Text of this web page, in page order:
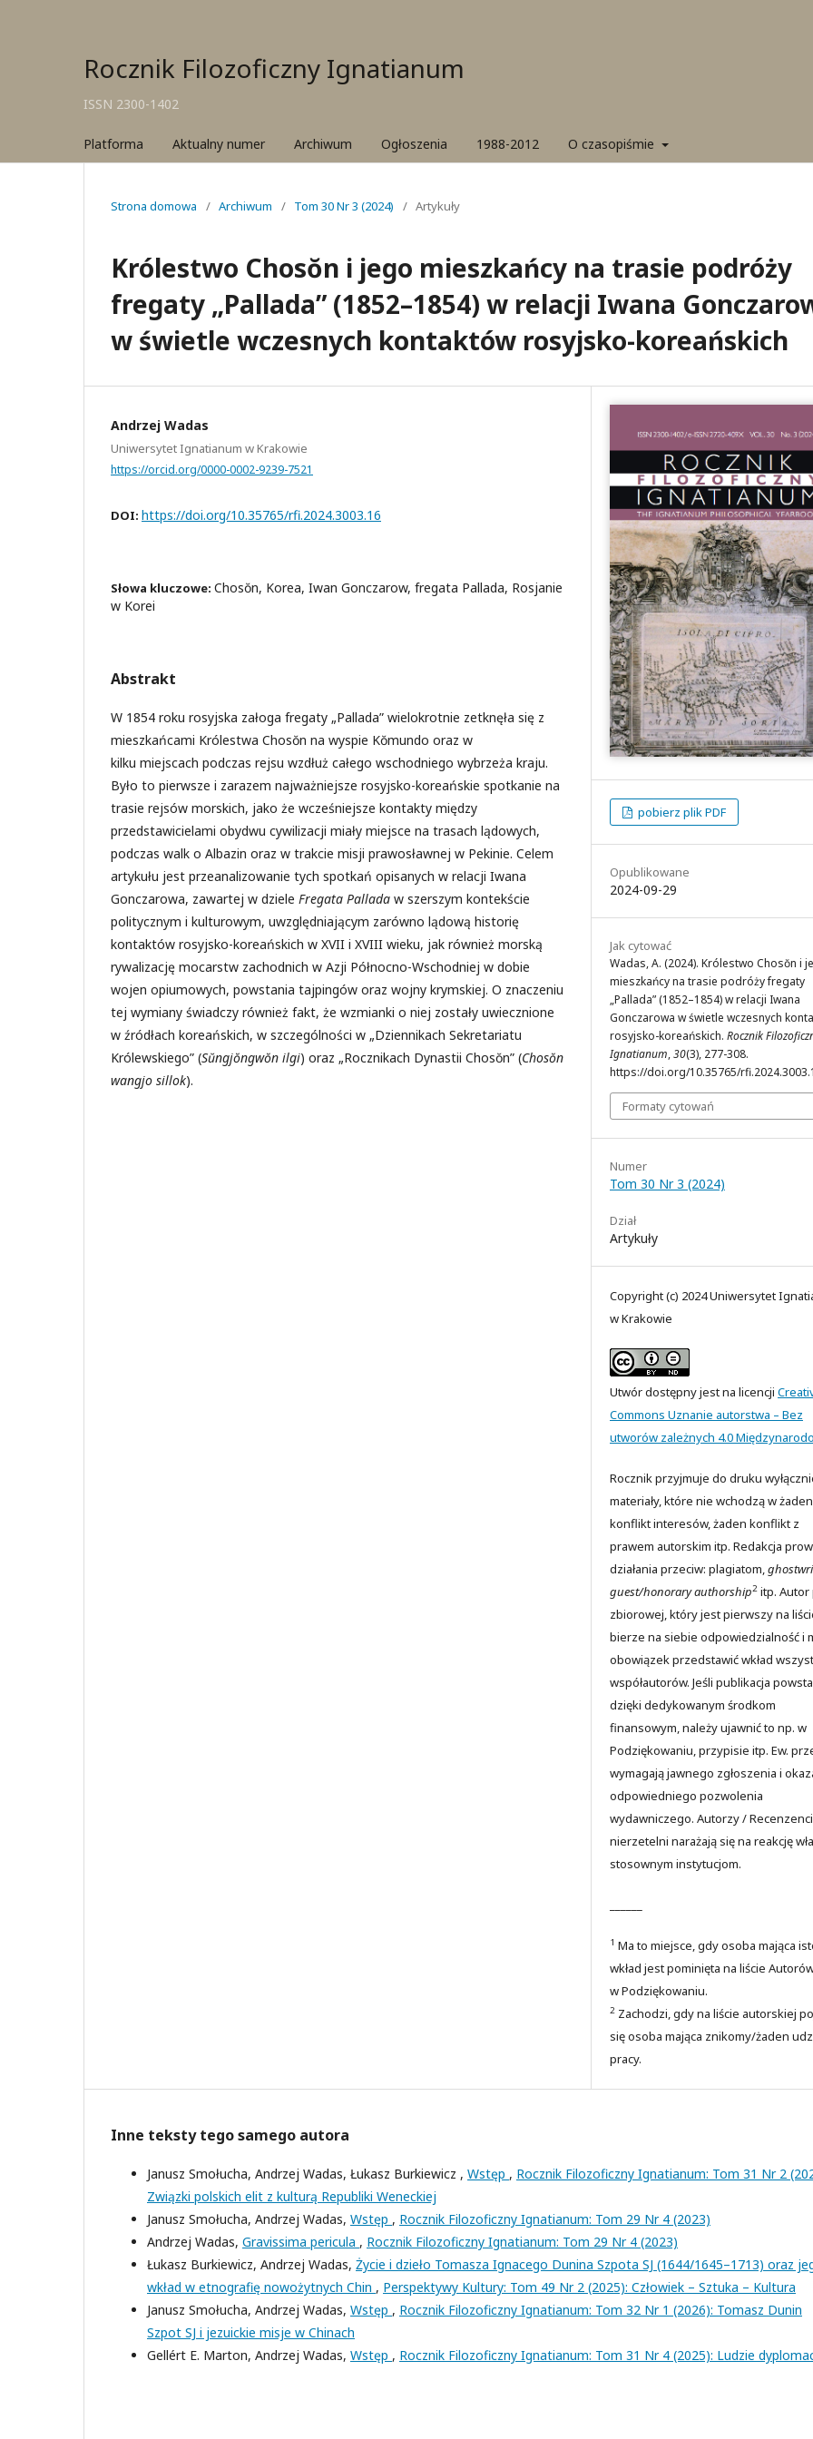
Rocznik Filozoficzny Ignatianum
ISSN 2300-1402
Platforma Aktualny numer Archiwum Ogłoszenia 1988-2012 O czasopiśmie
Strona domowa / Archiwum / Tom 30 Nr 3 (2024) / Artykuły
Królestwo Chosŏn i jego mieszkańcy na trasie podróży
fregaty „Pallada” (1852–1854) w relacji Iwana
w świetle wczesnych kontaktów rosyjsko-koreańskich
Andrzej Wadas
Uniwersytet Ignatianum w Krakowie
https://orcid.org/0000-0002-9239-7521
DOI: https://doi.org/10.35765/rfi.2024.3003.16
Słowa kluczowe: Chosŏn, Korea, Iwan Gonczarow, fregata Pallada, Rosjanie
w Korei
Abstrakt
W 1854 roku rosyjska załoga fregaty „Pallada” wielokrotnie zetknęła się z
mieszkańcami Królestwa Chosŏn na wyspie Kŏmundo oraz w
kilku miejscach podczas rejsu wzdłuż całego wschodniego wybrzeża kraju.
Było to pierwsze i zarazem najważniejsze rosyjsko-koreańskie spotkanie na
trasie rejsów morskich, jako że wcześniejsze kontakty między
przedstawicielami obydwu cywilizacji miały miejsce na trasach lądowych,
podczas walk o Albazin oraz w trakcie misji prawosławnej w Pekinie. Celem
artykułu jest przeanalizowanie tych spotkań opisanych w relacji Iwana
Gonczarowa, zawartej w dziele Fregata Pallada w szerszym kontekście
politycznym i kulturowym, uwzględniającym zarówno lądową historię
kontaktów rosyjsko-koreańskich w XVII i XVIII wieku, jak również morską
rywalizację mocarstw zachodnich w Azji Północno-Wschodniej w dobie
wojen opiumowych, powstania tajpingów oraz wojny krymskiej. O znaczeniu
tej wymiany świadczy również fakt, że wzmianki o niej zostały uwiecznione
w źródłach koreańskich, w szczególności w „Dziennikach Sekretariatu
Królewskiego” (Sŭngjŏngwŏn ilgi) oraz „Rocznikach Dynastii Chosŏn” (Chosŏn
wangjo sillok).
pobierz plik PDF
Opublikowane
2024-09-29
Jak cytować
Wadas, A. (2024). Królestwo Chosŏn i
mieszkańcy na trasie podróży fregaty
„Pallada” (1852–1854) w relacji Iwana
Gonczarowa w świetle wczesnych
rosyjsko-koreańskich. Rocznik
Ignatianum,30(3), 277-308.
https://doi.org/10.35765/
Formaty cytowań
Numer
Tom 30 Nr 3 (2024)
Dział
Artykuły
Copyright (c) 2024 Uniwersytet
w Krakowie
Utwór dostępny jest na licencji
Commons Uznanie autorstwa – Bez
utworów zależnych 4.0
Rocznik przyjmuje do druku
materiały, które nie wchodzą w żaden
konflikt interesów, żaden konflikt z
prawem autorskim itp. Redakcja
działania przeciw: plagiatom,
guest/honorary authorship2 itp. Autor
zbiorowej, który jest pierwszy na
bierze na siebie odpowiedzialność i
obowiązek przedstawić wkład
współautorów. Jeśli publikacja
dzięki dedykowanym środkom
finansowym, należy ujawnić to np. w
Podziękowaniu, przypisie itp. Ew.
wymagają jawnego zgłoszenia i
odpowiedniego pozwolenia
wydawniczego. Autorzy / Recenzenci
nierzetelni narażają się na reakcję
stosownym instytucjom.
1 Ma to miejsce, gdy osoba mająca
wkład jest pominięta na liście
w Podziękowaniu.
2 Zachodzi, gdy na liście autorskiej
się osoba mająca znikomy/żaden
pracy.
Inne teksty tego samego autora
Janusz Smołucha, Andrzej Wadas, Łukasz Burkiewicz , Wstęp , Rocznik Filozoficzny Ignatianum: Tom 31 Nr 2
Związki polskich elit z kulturą Republiki Weneckiej
Janusz Smołucha, Andrzej Wadas, Wstęp , Rocznik Filozoficzny Ignatianum: Tom 29 Nr 4 (2023)
Andrzej Wadas, Gravissima pericula , Rocznik Filozoficzny Ignatianum: Tom 29 Nr 4 (2023)
Łukasz Burkiewicz, Andrzej Wadas, Życie i dzieło Tomasza Ignacego Dunina Szpota SJ (1644/1645–1713) oraz
wkład w etnografię nowożytnych Chin , Perspektywy Kultury: Tom 49 Nr 2 (2025): Człowiek – Sztuka – Kultura
Janusz Smołucha, Andrzej Wadas, Wstęp , Rocznik Filozoficzny Ignatianum: Tom 32 Nr 1 (2026): Tomasz Dunin
Szpot SJ i jezuickie misje w Chinach
Gellért E. Marton, Andrzej Wadas, Wstęp , Rocznik Filozoficzny Ignatianum: Tom 31 Nr 4 (2025): Ludzie